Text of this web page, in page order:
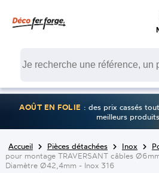
AOÛT EN FOLIE : des prix cassés
meilleurs
Accueil Pièces détachées Inox
pour montage TRAVERSANT câbles
Diamètre Ø42,4mm - Inox 316